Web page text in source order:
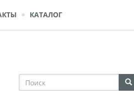
КАТАЛОГ